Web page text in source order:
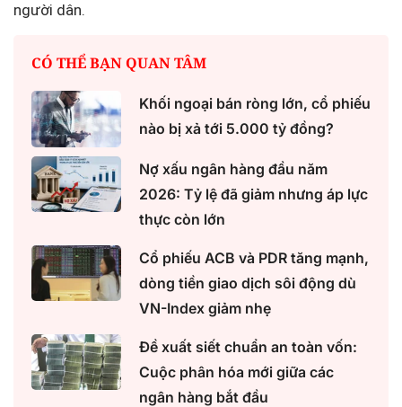
người dân.
CÓ THỂ BẠN QUAN TÂM
Khối ngoại bán ròng lớn, cổ phiếu
nào bị xả tới 5.000 tỷ đồng?
Nợ xấu ngân hàng đầu năm
2026: Tỷ lệ đã giảm nhưng áp lực
thực còn lớn
Cổ phiếu ACB và PDR tăng mạnh,
dòng tiền giao dịch sôi động dù
VN-Index giảm nhẹ
Đề xuất siết chuẩn an toàn vốn:
Cuộc phân hóa mới giữa các
ngân hàng bắt đầu